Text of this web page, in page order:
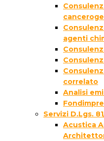
agenti
correlato
Analisi
Servizi D.Lgs.
Acustica